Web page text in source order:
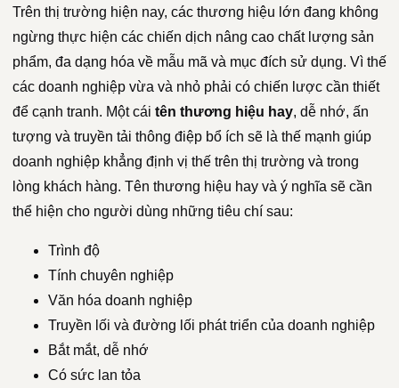
Trên thị trường hiện nay, các thương hiệu lớn đang không
ngừng thực hiện các chiến dịch nâng cao chất lượng sản
phẩm, đa dạng hóa về mẫu mã và mục đích sử dụng. Vì thế
các doanh nghiệp vừa và nhỏ phải có chiến lược cần thiết
để cạnh tranh. Một cái tên thương hiệu hay, dễ nhớ, ấn
tượng và truyền tải thông điệp bổ ích sẽ là thế mạnh giúp
doanh nghiệp khẳng định vị thế trên thị trường và trong
lòng khách hàng. Tên thương hiệu hay và ý nghĩa sẽ cần
thể hiện cho người dùng những tiêu chí sau:
Trình độ
Tính chuyên nghiệp
Văn hóa doanh nghiệp
Truyền lối và đường lối phát triển của doanh nghiệp
Bắt mắt, dễ nhớ
Có sức lan tỏa